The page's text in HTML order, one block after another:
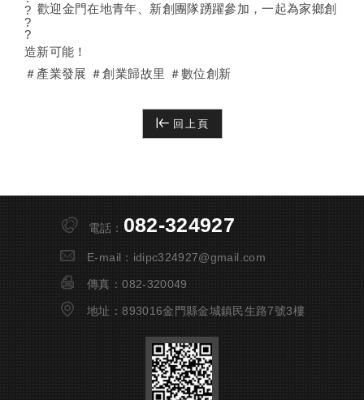
歡迎金門在地青年、新創團隊踴躍參加，一起為家鄉創
造新可能！
＃產業發展 ＃創業歸故里 ＃數位創新
回上頁
電話： 082-324927
E-mail： idipc324927@gmail.com
傳真：082-320049
地址：893016金門縣金城鎮民生路7號3樓